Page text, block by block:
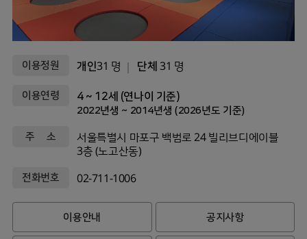
이용정원 개인31 명 단체 31 명
이용연령 4 ~ 12세 (연나이 기준)
2022년생 ~ 2014년생 (2026년도 기준)
주 소
서울특별시 마포구 백범로 24 빌리브디에이블
3층 (노고산동)
전화번호 02-711-1006
이용안내 공지사항